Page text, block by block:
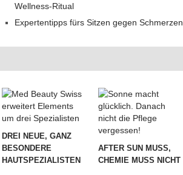
Wellness-Ritual
Expertentipps fürs Sitzen gegen Schmerzen
DREI NEUE, GANZ
BESONDERE
HAUTSPEZIALISTEN
AFTER SUN MUSS,
CHEMIE MUSS NICHT